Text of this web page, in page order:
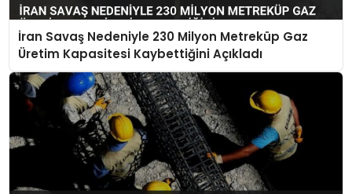
İran Savaş Nedeniyle 230 Milyon Metreküp Gaz
Üretim Kapasitesi Kaybettiğini Açıkladı